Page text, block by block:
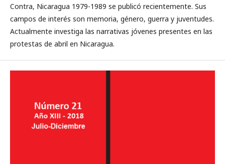
Contra, Nicaragua 1979-1989 se publicó recientemente. Sus
campos de interés son memoria, género, guerra y juventudes.
Actualmente investiga las narrativas jóvenes presentes en las
protestas de abril en Nicaragua.